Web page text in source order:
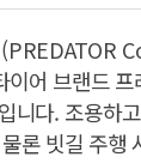
어 브랜드
니다. 조용하
론 빗길 주행